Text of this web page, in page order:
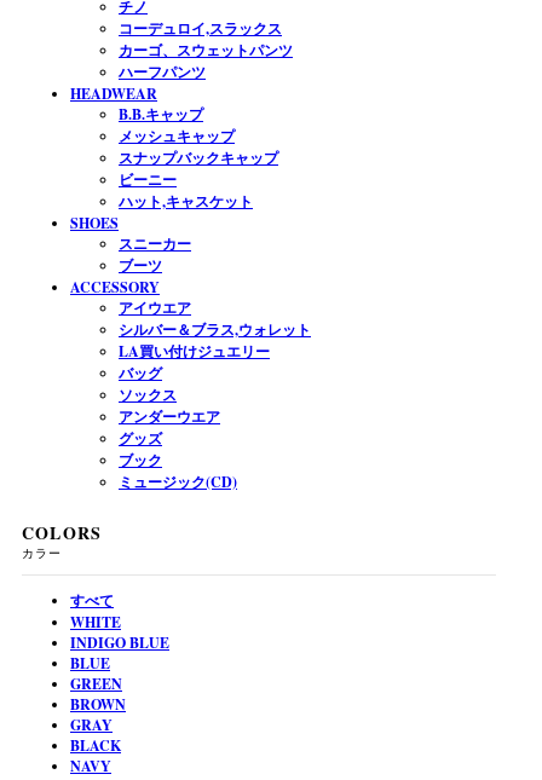
チノ
コーデュロイ,スラックス
カーゴ、スウェットパンツ
ハーフパンツ
HEADWEAR
B.B.キャップ
メッシュキャップ
スナップバックキャップ
ビーニー
ハット,キャスケット
SHOES
スニーカー
ブーツ
ACCESSORY
アイウエア
シルバー＆ブラス,ウォレット
LA買い付けジュエリー
バッグ
ソックス
アンダーウエア
グッズ
ブック
ミュージック(CD)
COLORS
カラー
すべて
WHITE
INDIGO BLUE
BLUE
GREEN
BROWN
GRAY
BLACK
NAVY